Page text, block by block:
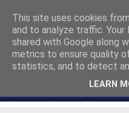
This site uses cookies
and to analyze traffic.
shared with Google along
metrics to ensure quality
statistics, and to detect
LEARN